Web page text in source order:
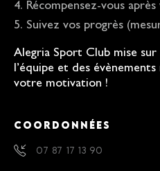
Récompensez-vous
Suivez vos progrès
Alegria Sport Club mise
l’équipe et des
votre motivation !
COORDONNÉES
07 87 17 13 90